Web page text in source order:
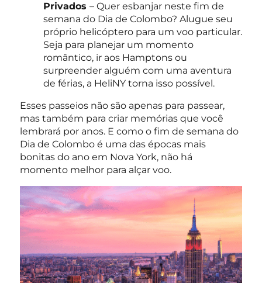
Privados – Quer esbanjar neste fim de
semana do Dia de Colombo? Alugue seu
próprio helicóptero para um voo particular.
Seja para planejar um momento
romântico, ir aos Hamptons ou
surpreender alguém com uma aventura
de férias, a HeliNY torna isso possível.
Esses passeios não são apenas para passear,
mas também para criar memórias que você
lembrará por anos. E como o fim de semana do
Dia de Colombo é uma das épocas mais
bonitas do ano em Nova York, não há
momento melhor para alçar voo.